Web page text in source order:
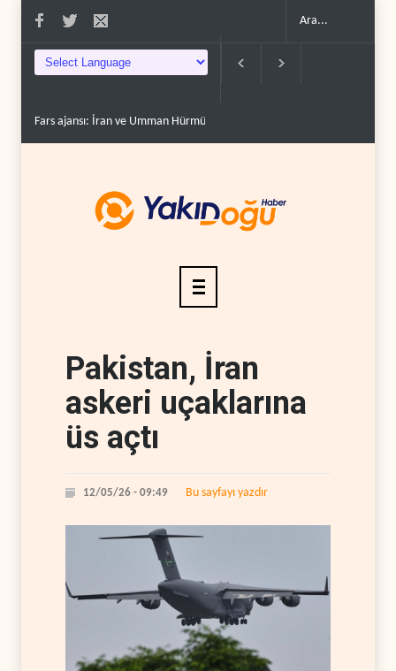
Fars ajansı: İran ve Umman Hürmüz Boğazı için geçiş..
Pakistan, İran
askeri uçaklarına
üs açtı
12/05/26 - 09:49 Bu sayfayı yazdır